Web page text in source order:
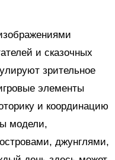
и сказочных
зрительное
элементы
и координацию
модели,
джунглями,